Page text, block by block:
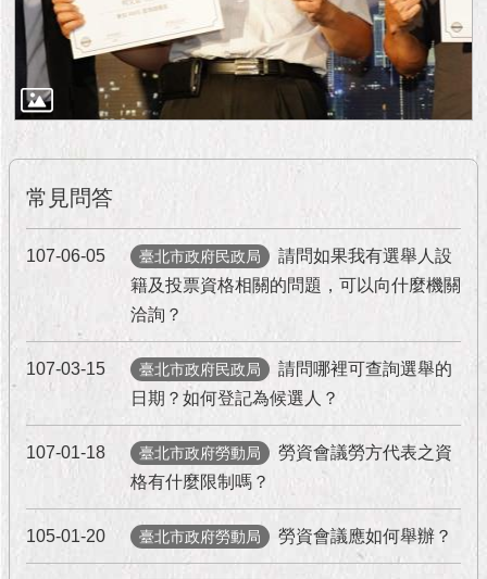
常見問答
107-06-05 臺北市政府民政局
請問如果我有選舉人設
籍及投票資格相關的問題，可以向什麼機關
洽詢？
107-03-15 臺北市政府民政局
請問哪裡可查詢選舉的
日期？如何登記為候選人？
107-01-18 臺北市政府勞動局
勞資會議勞方代表之資
格有什麼限制嗎？
105-01-20 臺北市政府勞動局 勞資會議應如何舉辦？